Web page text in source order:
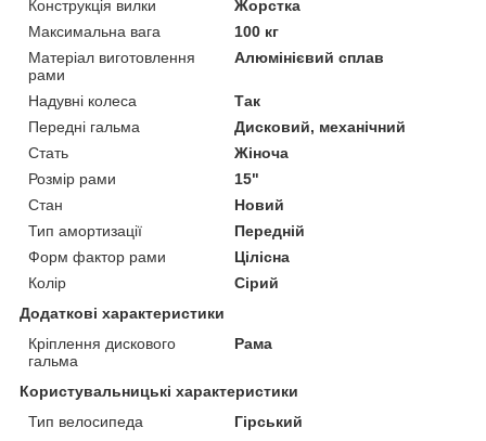
Конструкція вилки
Жорстка
Максимальна вага
100 кг
Матеріал виготовлення
рами
Алюмінієвий сплав
Надувні колеса
Так
Передні гальма
Дисковий, механічний
Стать
Жіноча
Розмір рами
15"
Стан
Новий
Тип амортизації
Передній
Форм фактор рами
Цілісна
Колір
Сірий
Додаткові характеристики
Кріплення дискового
гальма
Рама
Користувальницькі характеристики
Тип велосипеда
Гірський